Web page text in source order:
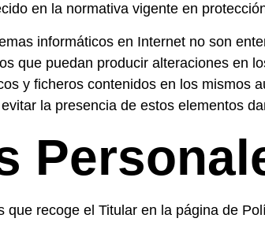
en la normativa vigente en
informáticos en Internet no son
que puedan producir alteraciones en
y ficheros contenidos en los mismos
la presencia de estos elementos
que recoge el Titular en la página de